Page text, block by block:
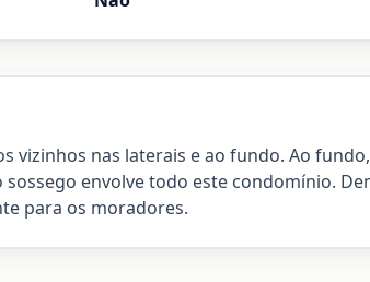
vizinhos nas laterais e ao fundo. Ao
envolve todo este condomínio.
para os moradores.